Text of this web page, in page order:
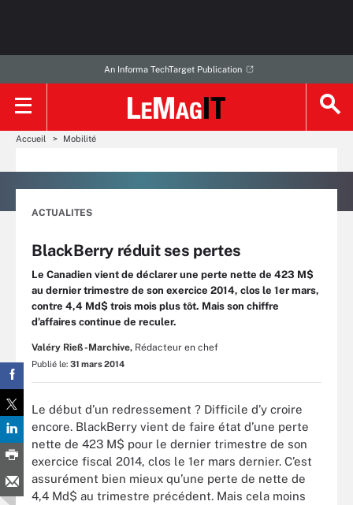
An Informa TechTarget Publication
Accueil Mobilité
ACTUALITES
BlackBerry réduit ses pertes
Le Canadien vient de déclarer une perte nette de 423 M$
au dernier trimestre de son exercice 2014, clos le 1er mars,
contre 4,4 Md$ trois mois plus tôt. Mais son chiffre
d’affaires continue de reculer.
Valéry Rieß-Marchive, Rédacteur en chef
Publié le: 31 mars 2014
Le début d’un redressement ? Difficile d’y croire
encore. BlackBerry vient de faire état d’une perte
nette de 423 M$ pour le dernier trimestre de son
exercice fiscal 2014, clos le 1er mars dernier. C’est
assurément bien mieux qu’une perte de nette de
4,4 Md$ au trimestre précédent. Mais cela moins